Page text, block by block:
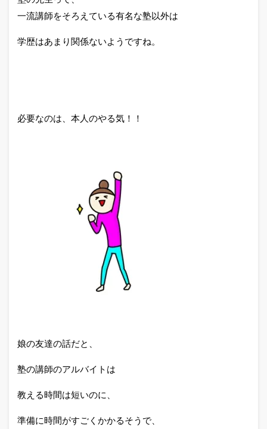
一流講師をそろえている有名な塾以外は
学歴はあまり関係ないようですね。
必要なのは、本人のやる気！！
娘の友達の話だと、
塾の講師のアルバイトは
教える時間は短いのに、
準備に時間がすごくかかるそうで、